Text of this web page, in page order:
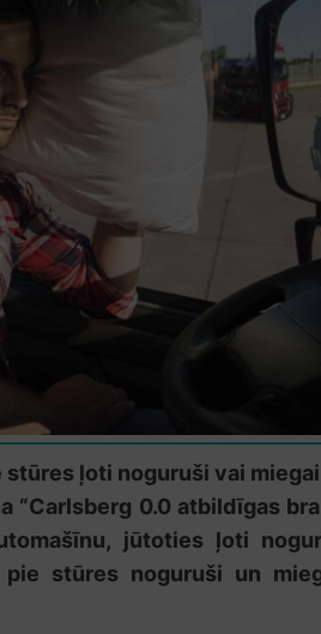
ļoti noguruši vai
“Carlsberg 0.0 atbildīgas
jūtoties ļoti
stūres noguruši un